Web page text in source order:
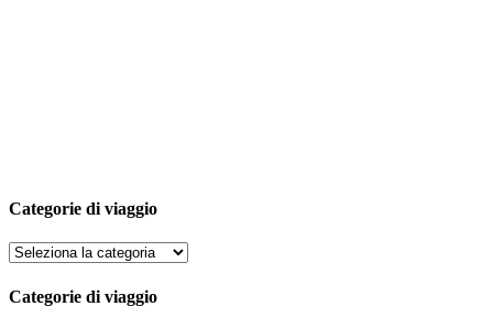
Categorie di viaggio
Categorie di viaggio